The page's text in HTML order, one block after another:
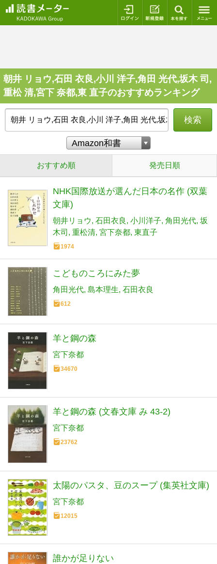
ログイン 新規登録
朝井 リョウ,石田 衣良,小川 洋子,角田 光代,坂木 司,
重松 清,宮下 奈都,東 直子のおすすめランキング
検索
おすすめ順 発売日順
NHK国際放送が選んだ日本の名作 (双葉
文庫)
朝井リョウ 石田衣良 小川洋子 角田光代 坂
木司
重松清 宮下奈都 東直子
1974
こどものころにみた夢
角田光代 島本理生 石田衣良
612
羊と鋼の森
宮下奈都
34670
羊と鋼の森 (文春文庫 み 43-2)
宮下奈都
23762
太陽のパスタ、豆のスープ (集英社文庫)
宮下奈都
12015
誰かが足りない